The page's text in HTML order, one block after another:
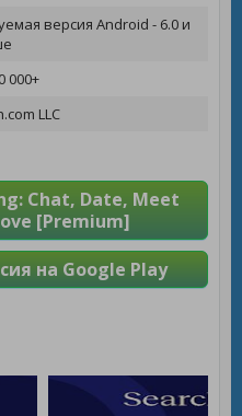
версия Android - 6.0 и
000+
LLC
Chat, Date, Meet
[Premium]
на Google Play